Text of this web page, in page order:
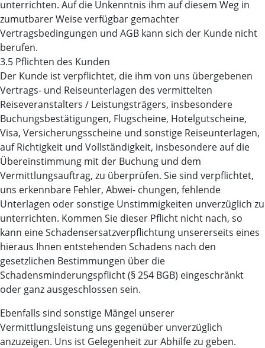
unterrichten. Auf die Unkenntnis ihm auf diesem Weg in
zumutbarer Weise verfügbar gemachter
Vertragsbedingungen und AGB kann sich der Kunde nicht
berufen.
3.5 Pflichten des Kunden
Der Kunde ist verpflichtet, die ihm von uns übergebenen
Vertrags- und Reiseunterlagen des vermittelten
Reiseveranstalters / Leistungsträgers, insbesondere
Buchungsbestätigungen, Flugscheine, Hotelgutscheine,
Visa, Versicherungsscheine und sonstige Reiseunterlagen,
auf Richtigkeit und Vollständigkeit, insbesondere auf die
Übereinstimmung mit der Buchung und dem
Vermittlungsauftrag, zu überprüfen. Sie sind verpflichtet,
uns erkennbare Fehler, Abwei- chungen, fehlende
Unterlagen oder sonstige Unstimmigkeiten unverzüglich zu
unterrichten. Kommen Sie dieser Pflicht nicht nach, so
kann eine Schadensersatzverpflichtung unsererseits eines
hieraus Ihnen entstehenden Schadens nach den
gesetzlichen Bestimmungen über die
Schadensminderungspflicht (§ 254 BGB) eingeschränkt
oder ganz ausgeschlossen sein.
Ebenfalls sind sonstige Mängel unserer
Vermittlungsleistung uns gegenüber unverzüglich
anzuzeigen. Uns ist Gelegenheit zur Abhilfe zu geben.